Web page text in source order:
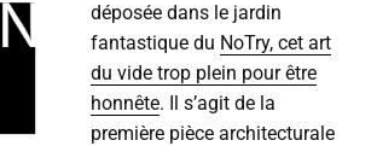
déposée dans le jardin
fantastique du NoTry, cet art
du vide trop plein pour être
honnête. Il s’agit de la
première pièce architecturale